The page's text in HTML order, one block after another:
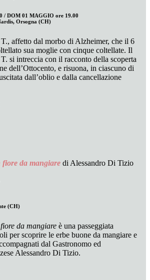
/ DOM 01 MAGGIO ore 19.00
Orsogna (CH)
affetto dal morbo di Alzheimer, che il 6
sua moglie con cinque coltellate. Il
si intreccia con il racconto della scoperta
dell’Ottocento, e risuona, in ciascuno di
dall’oblio e dalla cancellazione
fiore da mangiare di Alessandro Di Tizio
(CH)
da mangiareè una passeggiata
per scoprire le erbe buone da mangiare e
dal Gastronomo ed
Alessandro Di Tizio.